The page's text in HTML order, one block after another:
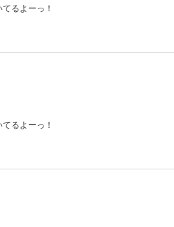
るよーっ！
るよーっ！